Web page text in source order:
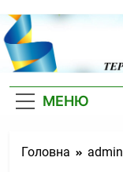
до
контенту
МЕНЮ
Головна admin